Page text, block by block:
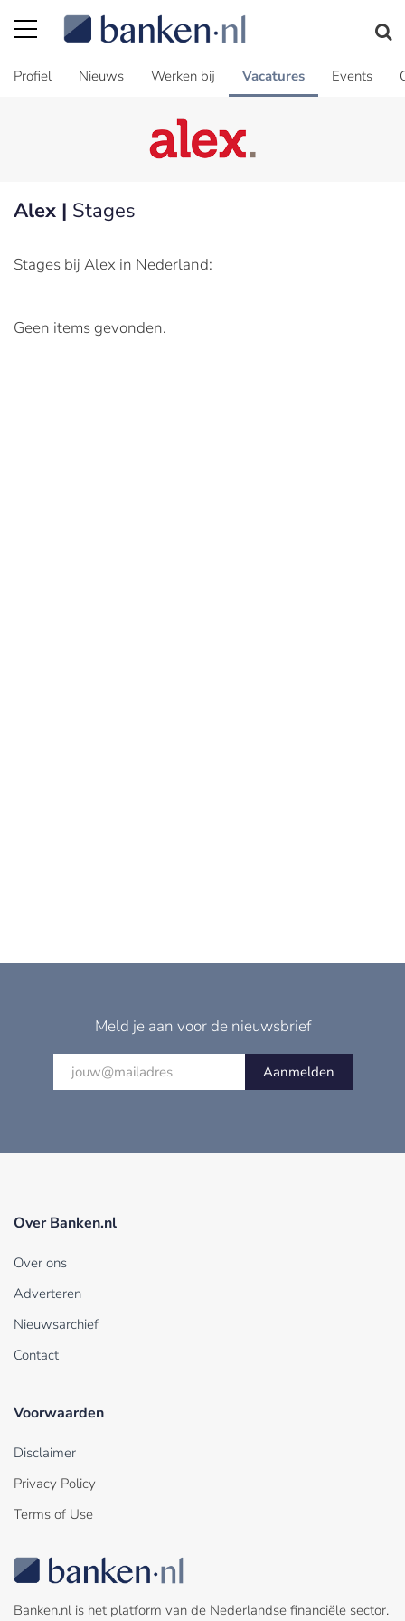
Profiel Nieuws Werken bij Vacatures Events
Alex | Stages
Stages bij Alex in Nederland:
Geen items gevonden.
Meld je aan voor de nieuwsbrief
Aanmelden
Over Banken.nl
Over ons
Adverteren
Nieuwsarchief
Contact
Voorwaarden
Disclaimer
Privacy Policy
Terms of Use
Banken.nl is het platform van de Nederlandse financiële sector.